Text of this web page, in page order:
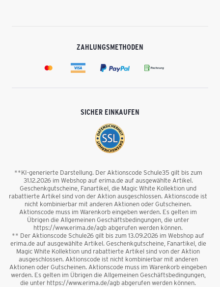
ZAHLUNGSMETHODEN
SICHER EINKAUFEN
**KI-generierte Darstellung. Der Aktionscode Schule35 gilt bis zum
31.12.2026 im Webshop auf erima.de auf ausgewählte Artikel.
Geschenkgutscheine, Fanartikel, die Magic White Kollektion und
rabattierte Artikel sind von der Aktion ausgeschlossen. Aktionscode ist
nicht kombinierbar mit anderen Aktionen oder Gutscheinen.
Aktionscode muss im Warenkorb eingeben werden. Es gelten im
Übrigen die Allgemeinen Geschäftsbedingungen, die unter
https://www.erima.de/agb abgerufen werden können.
** Der Aktionscode Schule26 gilt bis zum 13.09.2026 im Webshop auf
erima.de auf ausgewählte Artikel. Geschenkgutscheine, Fanartikel, die
Magic White Kollektion und rabattierte Artikel sind von der Aktion
ausgeschlossen. Aktionscode ist nicht kombinierbar mit anderen
Aktionen oder Gutscheinen. Aktionscode muss im Warenkorb eingeben
werden. Es gelten im Übrigen die Allgemeinen Geschäftsbedingungen,
die unter https://www.erima.de/agb abgerufen werden können.